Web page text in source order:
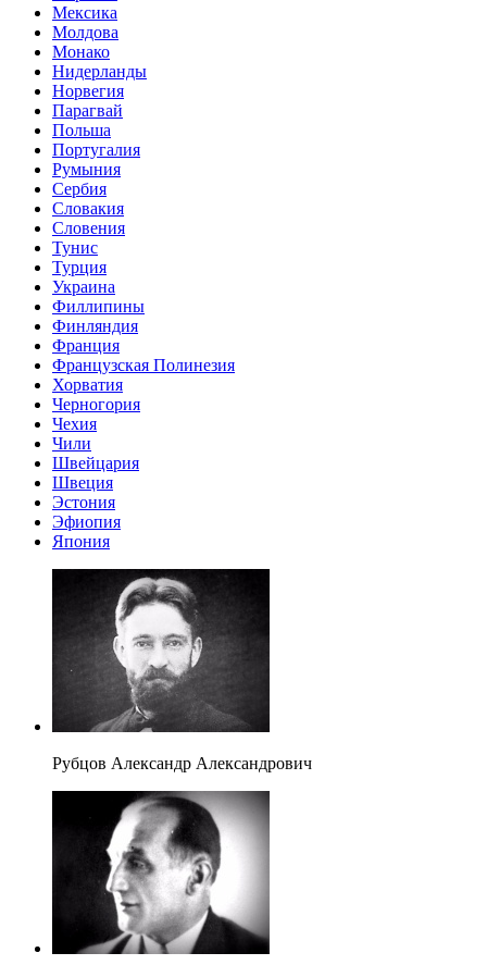
Мексика
Молдова
Монако
Нидерланды
Норвегия
Парагвай
Польша
Португалия
Румыния
Сербия
Словакия
Словения
Тунис
Турция
Украина
Филлипины
Финляндия
Франция
Французская Полинезия
Хорватия
Черногория
Чехия
Чили
Швейцария
Швеция
Эстония
Эфиопия
Япония
Рубцов Александр Александрович